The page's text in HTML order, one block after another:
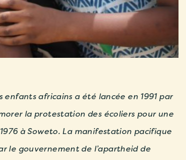
africains a été lancée en 1991 par
la protestation des écoliers pour une
à Soweto. La manifestation pacifique
le gouvernement de l’apartheid de